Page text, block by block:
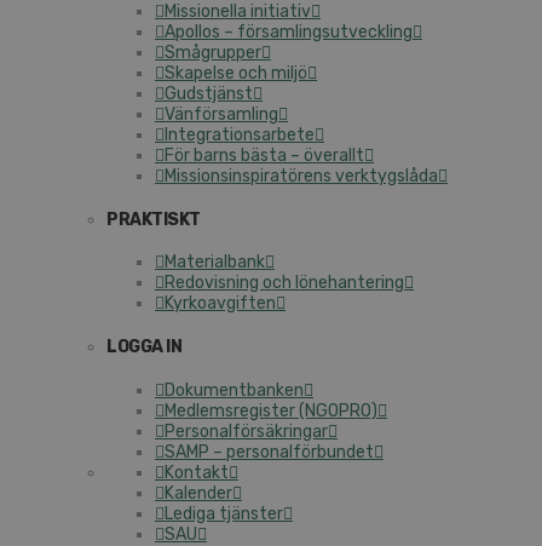
Missionella initiativ
Apollos – församlingsutveckling
Smågrupper
Skapelse och miljö
Gudstjänst
Vänförsamling
Integrationsarbete
För barns bästa – överallt
Missionsinspiratörens verktygslåda
PRAKTISKT
Materialbank
Redovisning och lönehantering
Kyrkoavgiften
LOGGA IN
Dokumentbanken
Medlemsregister (NGOPRO)
Personalförsäkringar
SAMP – personalförbundet
Kontakt
Kalender
Lediga tjänster
SAU